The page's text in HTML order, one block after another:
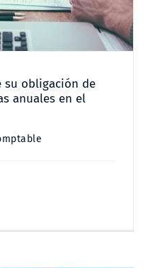
su obligación de
anuales en el